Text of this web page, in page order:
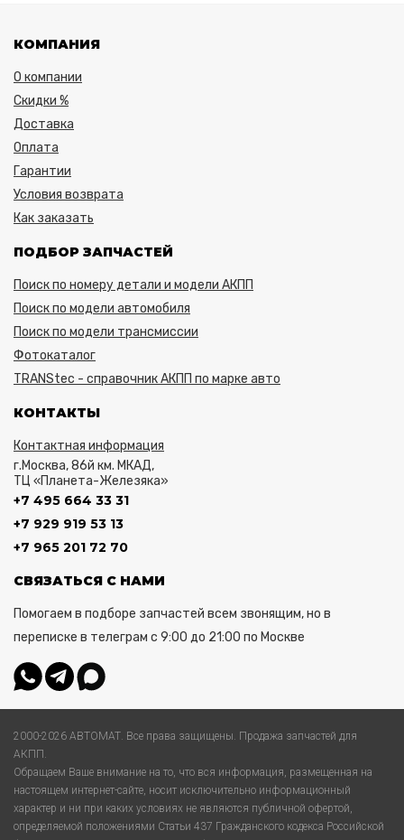
КОМПАНИЯ
О компании
Скидки %
Доставка
Оплата
Гарантии
Условия возврата
Как заказать
ПОДБОР ЗАПЧАСТЕЙ
Поиск по номеру детали и модели АКПП
Поиск по модели автомобиля
Поиск по модели трансмиссии
Фотокаталог
TRANStec - справочник АКПП по марке авто
КОНТАКТЫ
Контактная информация
г.Москва, 86й км. МКАД,
ТЦ «Планета-Железяка»
+7 495 664 33 31
+7 929 919 53 13
+7 965 201 72 70
СВЯЗАТЬСЯ С НАМИ
Помогаем в подборе запчастей всем звонящим, но в
переписке в телеграм с 9:00 до 21:00 по Москве
2000-2026 АВТОМАТ. Все права защищены. Продажа запчастей для
АКПП.
Обращаем Ваше внимание на то, что вся информация, размещенная на
настоящем интернет-сайте, носит исключительно информационный
характер и ни при каких условиях не являются публичной офертой,
определяемой положениями Статьи 437 Гражданского кодекса Российской